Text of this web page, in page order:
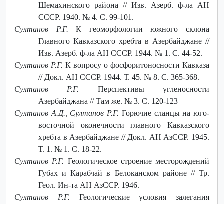
Шемахинского района // Изв. Азерб. ф-ла АН
СССР. 1940. № 4. С. 99-101.
Султанов Р.Г. К геоморфологии южного склона
Главного Кавказского хребта в Азербайджане //
Изв. Азерб. ф-ла АН СССР. 1944. № 1. С. 44-52.
Султанов Р.Г. К вопросу о фосфоритоносности Кавказа
// Докл. АН СССР. 1944. Т. 45. № 8. С. 365-368.
Султанов Р.Г. Перспективы угленосности
Азербайджана // Там же. № 3. С. 120-123
Султанов А.Д., Султанов Р.Г. Горючие сланцы на юго-
восточной оконечности главного Кавказского
хребта в Азербайджане // Докл. АН АзССР. 1945.
Т. 1. № 1. С. 18-22.
Султанов Р.Г. Геологическое строение месторождений
Губах и Карабчай в Белоканском районе // Тр.
Геол. Ин-та АН АзССР. 1946.
Султанов Р.Г. Геологические условия залегания